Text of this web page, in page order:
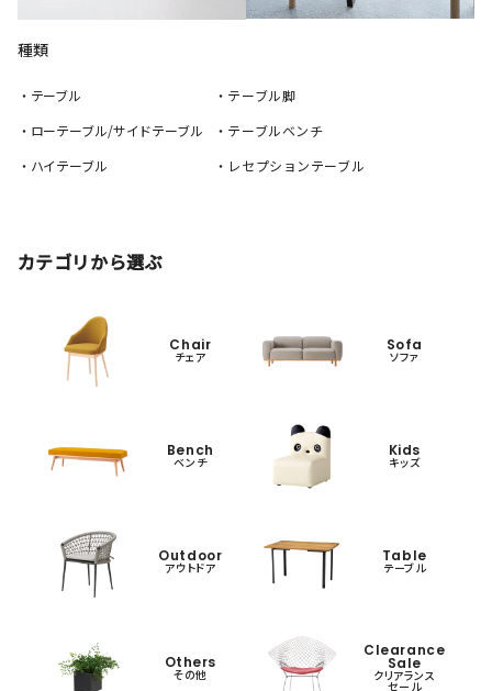
種類
・テーブル
・ローテーブル/サイドテーブル
・ハイテーブル
・テーブル脚
・テーブルベンチ
・レセプションテーブル
カテゴリから選ぶ
Chair
チェア
Sofa
ソファ
Bench
ベンチ
Kids
キッズ
Outdoor
アウトドア
Table
テーブル
Others
その他
Clearance
Sale
クリアランス
セール